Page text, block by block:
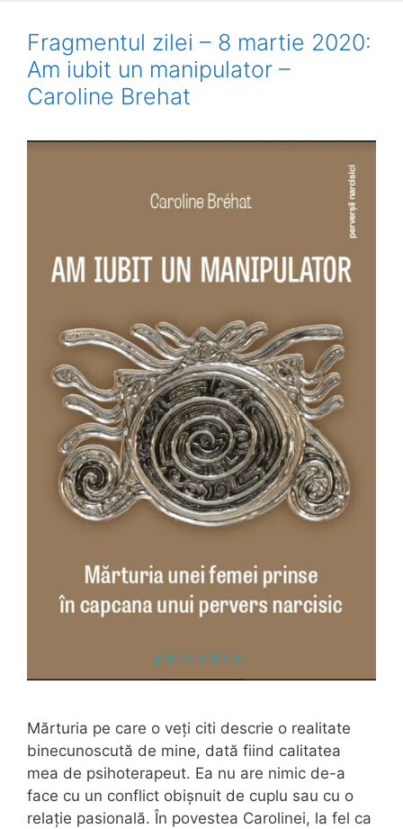
Fragmentul zilei – 8 martie 2020:
Am iubit un manipulator –
Caroline Brehat
Mărturia pe care o veți citi descrie o realitate
binecunoscută de mine, dată fiind calitatea
mea de psihoterapeut. Ea nu are nimic de-a
face cu un conflict obișnuit de cuplu sau cu o
relație pasională. În povestea Carolinei, la fel ca